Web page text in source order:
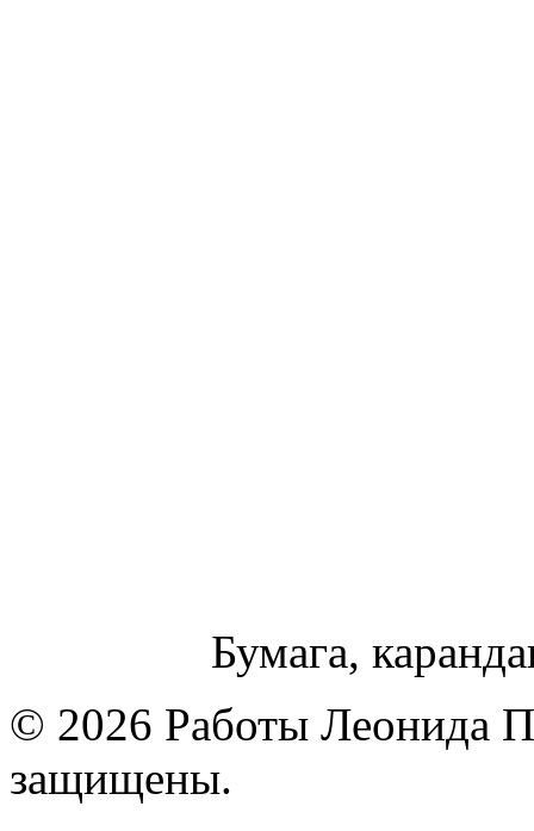
Бумага,
© 2026 Работы Леонида
защищены.